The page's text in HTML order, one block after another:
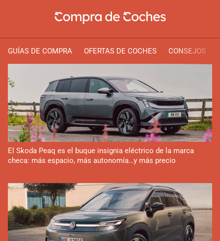
GUÍAS DE COMPRA OFERTAS DE COCHES CONSEJOS
El Skoda Peaq es el buque insignia eléctrico de la marca
checa: más espacio, más autonomía…y más precio